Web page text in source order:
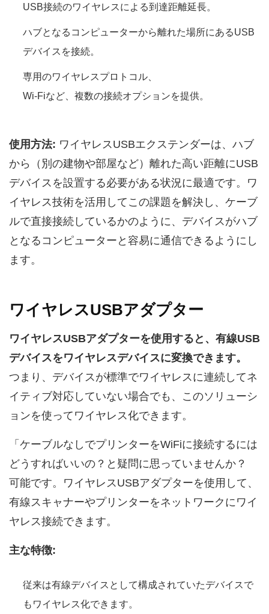
USB接続のワイヤレスによる到達距離延長。
ハブとなるコンピューターから離れた場所にあるUSB
デバイスを接続。
専用のワイヤレスプロトコル、
Wi-Fiなど、複数の接続オプションを提供。
使用方法: ワイヤレスUSBエクステンダーは、ハブ
から（別の建物や部屋など）離れた高い距離にUSB
デバイスを設置する必要がある状況に最適です。ワ
イヤレス技術を活用してこの課題を解決し、ケーブ
ルで直接接続しているかのように、デバイスがハブ
となるコンピューターと容易に通信できるようにし
ます。
ワイヤレスUSBアダプター
ワイヤレスUSBアダプターを使用すると、有線USB
デバイスをワイヤレスデバイスに変換できます。
つまり、デバイスが標準でワイヤレスに連続してネ
イティブ対応していない場合でも、このソリューシ
ョンを使ってワイヤレス化できます。
「ケーブルなしでプリンターをWiFiに接続するには
どうすればいいの？と疑問に思っていませんか？
可能です。ワイヤレスUSBアダプターを使用して、
有線スキャナーやプリンターをネットワークにワイ
ヤレス接続できます。
主な特徴:
従来は有線デバイスとして構成されていたデバイスで
もワイヤレス化できます。